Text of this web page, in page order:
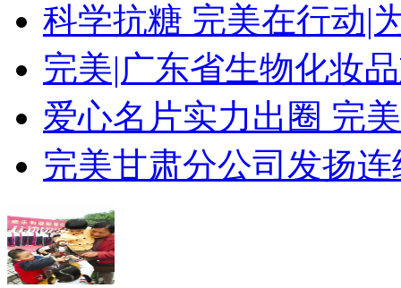
科学抗糖 完美在行动|
完美|广东省生物化妆
爱心名片实力出圈 完
完美甘肃分公司发扬